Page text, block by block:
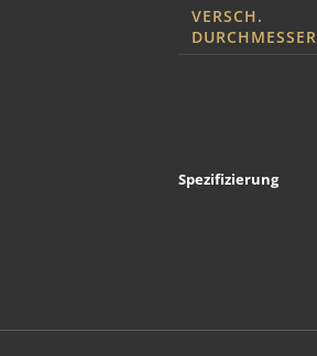
VERSCH.
DURCHMESSER
Spezifizierung